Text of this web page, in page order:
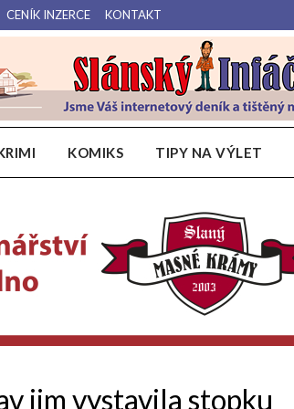
CENÍK INZERCE KONTAKT
Slánský Infáček
Váš internetový deník a tištěný měsíčník pro Slánsko, Kladensko a Lounsko.
KOMIKS TIPY NA VÝLET
jim vystavila stopku